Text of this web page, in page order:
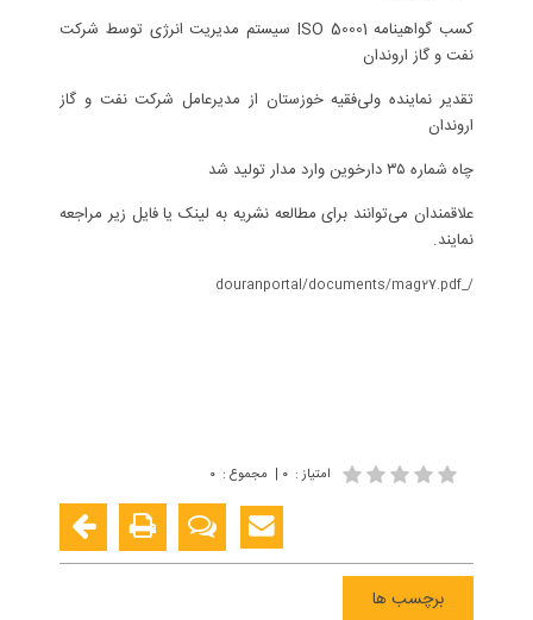
كسب گواهینامه ISO 50001 سیستم مدیریت انرژی توسط شركت
نفت و گاز اروندان
تقدیر نماینده ولی‌فقیه خوزستان از مدیرعامل شركت نفت و گاز
اروندان
چاه شماره ۳۵ دارخوین وارد مدار تولید شد
علاقمندان می‌توانند برای مطالعه نشریه به لینک یا فایل زیر مراجعه
نمایند.
/_douranportal/documents/mag27.pdf
امتیاز: ۰ | مجموع : ۰
برچسب ها